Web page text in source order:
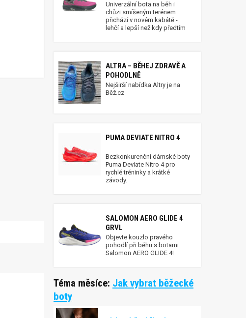
Univerzální bota na běh i
chůzi smíšeným terénem
přichází v novém kabátě -
lehčí a lepší než kdy předtím
ALTRA – BĚHEJ ZDRAVĚ A
POHODLNĚ
Nejširší nabídka Altry je na
Běž.cz
PUMA DEVIATE NITRO 4
Bezkonkurenční dámské boty
Puma Deviate Nitro 4 pro
rychlé tréninky a krátké
závody.
SALOMON AERO GLIDE 4
GRVL
Objevte kouzlo pravého
pohodlí při běhu s botami
Salomon AERO GLIDE 4!
Téma měsíce: Jak vybrat běžecké
boty